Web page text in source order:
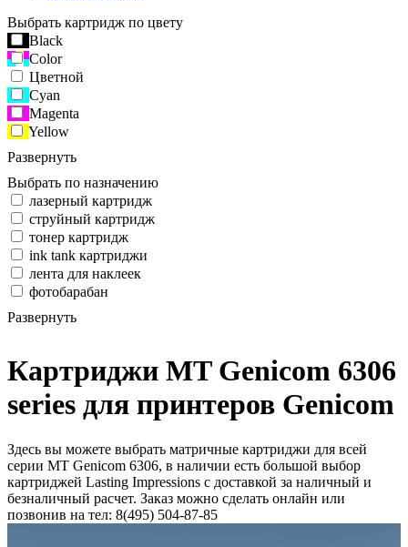
Выбрать картридж по цвету
Black
Color
Цветной
Cyan
Magenta
Yellow
Развернуть
Выбрать по назначению
лазерный картридж
струйный картридж
тонер картридж
ink tank картриджи
лента для наклеек
фотобарабан
Развернуть
Картриджи MT Genicom 6306
series для принтеров Genicom
Здесь вы можете выбрать матричные картриджи для всей
серии MT Genicom 6306, в наличии есть большой выбор
картриджей Lasting Impressions с доставкой за наличный и
безналичный расчет. Заказ можно сделать онлайн или
позвонив на тел: 8(495) 504-87-85